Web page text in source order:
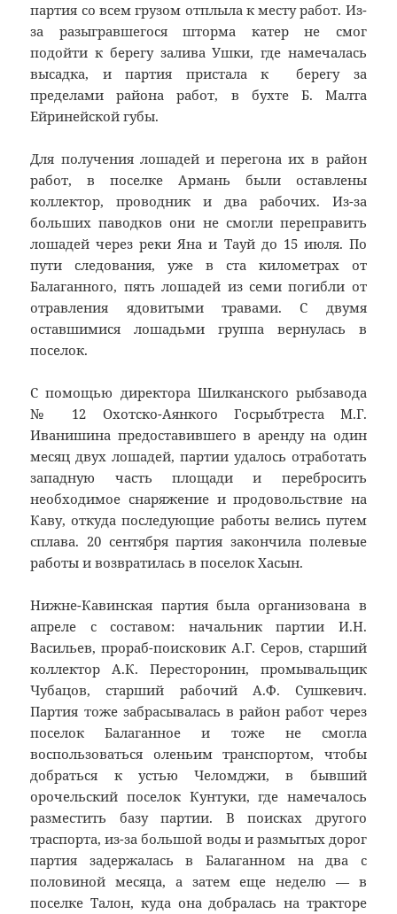
партия со всем грузом отплыла к месту работ. Из-
за разыгравшегося шторма катер не смог
подойти к берегу залива Ушки, где намечалась
высадка, и партия пристала к берегу за
пределами района работ, в бухте Б. Малта
Ейринейской губы.
Для получения лошадей и перегона их в район
работ, в поселке Армань были оставлены
коллектор, проводник и два рабочих. Из-за
больших паводков они не смогли переправить
лошадей через реки Яна и Тауй до 15 июля. По
пути следования, уже в ста километрах от
Балаганного, пять лошадей из семи погибли от
отравления ядовитыми травами. С двумя
оставшимися лошадьми группа вернулась в
поселок.
С помощью директора Шилканского рыбзавода
№ 12 Охотско-Аянкого Госрыбтреста М.Г.
Иванишина предоставившего в аренду на один
месяц двух лошадей, партии удалось отработать
западную часть площади и перебросить
необходимое снаряжение и продовольствие на
Каву, откуда последующие работы велись путем
сплава. 20 сентября партия закончила полевые
работы и возвратилась в поселок Хасын.
Нижне-Кавинская партия была организована в
апреле с составом: начальник партии И.Н.
Васильев, прораб-поисковик А.Г. Серов, старший
коллектор А.К. Пересторонин, промывальщик
Чубацов, старший рабочий А.Ф. Сушкевич.
Партия тоже забрасывалась в район работ через
поселок Балаганное и тоже не смогла
воспользоваться оленьим транспортом, чтобы
добраться к устью Челомджи, в бывший
орочельский поселок Кунтуки, где намечалось
разместить базу партии. В поисках другого
траспорта, из-за большой воды и размытых дорог
партия задержалась в Балаганном на два с
половиной месяца, а затем еще неделю — в
поселке Талон, куда она добралась на тракторе